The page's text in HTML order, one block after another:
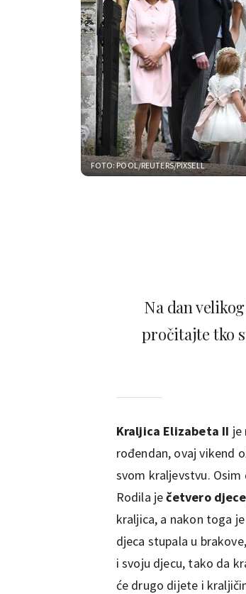
FOTO: POOL/REUTERS/PIXSELL
Na dan
pročitajte tko
Kraljica Elizabeta II je
rođendan, ovaj vikend
svom kraljevstvu.
Rodila ječetvero djece
kraljica, a nakon toga
djeca stupala u
i svoju djecu, tako da
će drugo dijete i